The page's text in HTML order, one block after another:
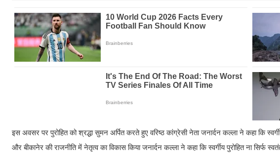
इस अवसर पर पुरोहित को श्रद्धा सुमन अर्पित करते हुए वरिष्ठ कांग्रेसी नेता जनार्दन कल्ला ने कहा कि
और बीकानेर की राजनीति में नेतृत्व का विकास किया जनार्दन कल्ला ने कहा कि स्वर्गीय पुरोहित ना सिर्फ